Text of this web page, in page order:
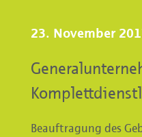
23. November
Beauftragung des